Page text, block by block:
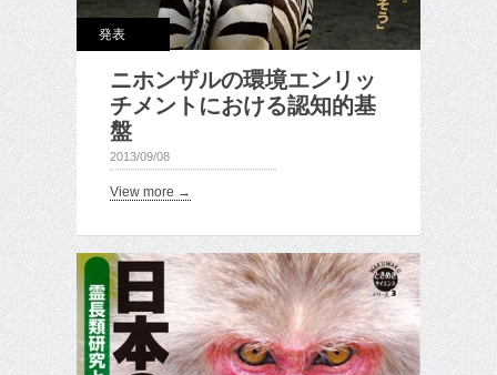
発表
ニホンザルの環境エンリッ
チメントにおける認知的基
盤
2013/09/08
View more →